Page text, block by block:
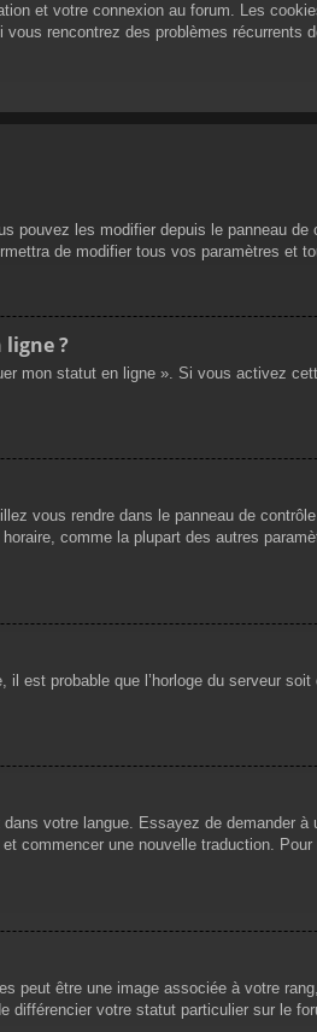
et votre connexion au forum. Les
rencontrez des problèmes récurrents
les modifier depuis le panneau de
de modifier tous vos paramètres et
?
mon statut en ligne ». Si vous activez
vous rendre dans le panneau de
comme la plupart des autres
est probable que l’horloge du serveur
votre langue. Essayez de demander
commencer une nouvelle traduction.
peut être une image associée à votre
votre statut particulier sur le